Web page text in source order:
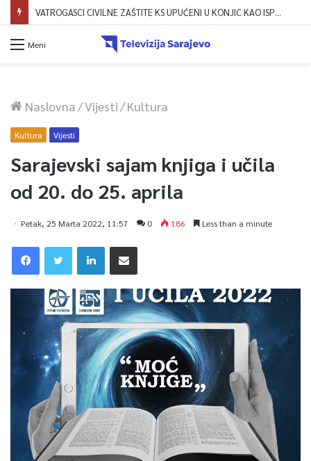
VATROGASCI CIVILNE ZAŠTITE KS UPUĆENI U KONJIC KAO ISPOMOĆ U GAŠENJU POŽARA
Meni
Naslovna/Vijesti/Kultura
Kultura Vijesti
Sarajevski sajam knjiga i učila
od 20. do 25. aprila
Petak, 25 Marta 2022, 11:57 0 186 Less than a minute